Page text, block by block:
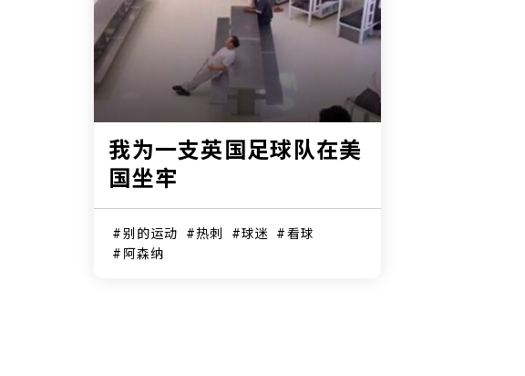
我为一支英国足球队在美
国坐牢
别的运动 热刺 球迷
看球
阿森纳